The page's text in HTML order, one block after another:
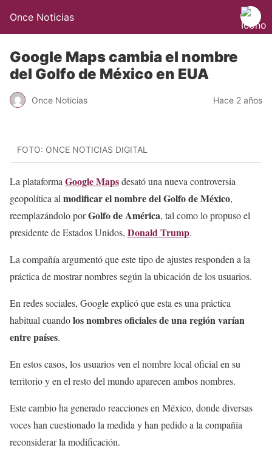
Once Noticias
Google Maps cambia el nombre
del Golfo de México en EUA
Once Noticias Hace 2 años
FOTO: ONCE NOTICIAS DIGITAL
La plataforma Google Mapsdesató una nueva controversia
geopolítica al modificar el nombre del Golfo de México,
reemplazándolo porGolfo de América, tal como lo propuso el
presidente de Estados Unidos, Donald Trump.
La compañía argumentó que este tipo de ajustes responden a la
práctica de mostrar nombres según la ubicación de los usuarios.
En redes sociales, Google explicó que esta es una práctica
habitual cuandolos nombres oficiales de una región varían
entre países.
En estos casos, los usuarios ven el nombre local oficial en su
territorio y en el resto del mundo aparecen ambos nombres.
Este cambio ha generado reacciones en México, donde diversas
voces han cuestionado la medida y han pedido a la compañía
reconsiderar la modificación.